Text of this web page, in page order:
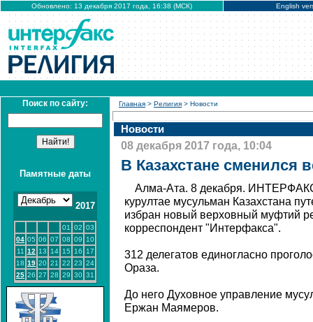
Обновлено: 13 декабря 2017 года, 16:38 (МСК) English
Поиск по сайту:
Памятные даты
2017
01 02 03
04 05 06 07 08 09
10
11 12 13 14 15 16
17
18 19 20 21 22 23 24
25 26 27 28 29 30 31
Главная > Религия > Новости
Новости
08 декабря 2017 года, 10:04
В Казахстане сменился
Алма-Ата. 8 декабря.
курултае мусульман Казахстана
избран новый верховный муфтий
корреспондент "Интерфакса".
312 делегатов единогласно
Ораза.
До него Духовное управление
Ержан Маямеров.